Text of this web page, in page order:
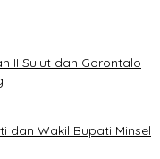
II Sulut dan Gorontalo
dan Wakil Bupati Minsel